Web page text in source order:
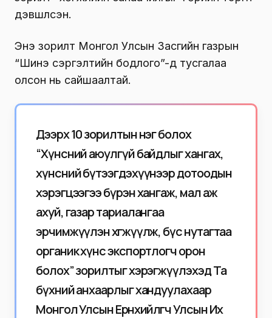
дэвшүүлсэн.
Энэ зорилт Монгол Улсын Засгийн газрын
“Шинэ сэргэлтийн бодлого”-д тусгалаа
олсон нь сайшаалтай.
Дээрх 10 зорилтын нэг болох
“Хүнсний аюулгүй байдлыг хангах,
хүнсний бүтээгдэхүүнээр дотоодын
хэрэгцээгээ бүрэн хангаж, мал аж
ахуй, газар тариалангаа
эрчимжүүлэн хөгжүүлж, бүс нутагтаа
органик хүнс экспортлогч орон
болох” зорилтыг хэрэгжүүлэхэд Та
бүхний анхаарлыг хандуулахаар
Монгол Улсын Ерөнхийлөгч Улсын Их